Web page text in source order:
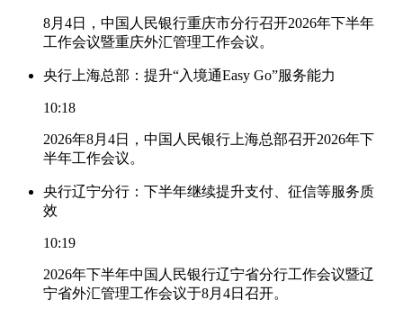
8月4日，中国人民银行重庆市分行召开2026年下半年
工作会议暨重庆外汇管理工作会议。
央行上海总部：提升“入境通Easy Go”服务能力
10:18
2026年8月4日，中国人民银行上海总部召开2026年下
半年工作会议。
央行辽宁分行：下半年继续提升支付、征信等服务质
效
10:19
2026年下半年中国人民银行辽宁省分行工作会议暨辽
宁省外汇管理工作会议于8月4日召开。